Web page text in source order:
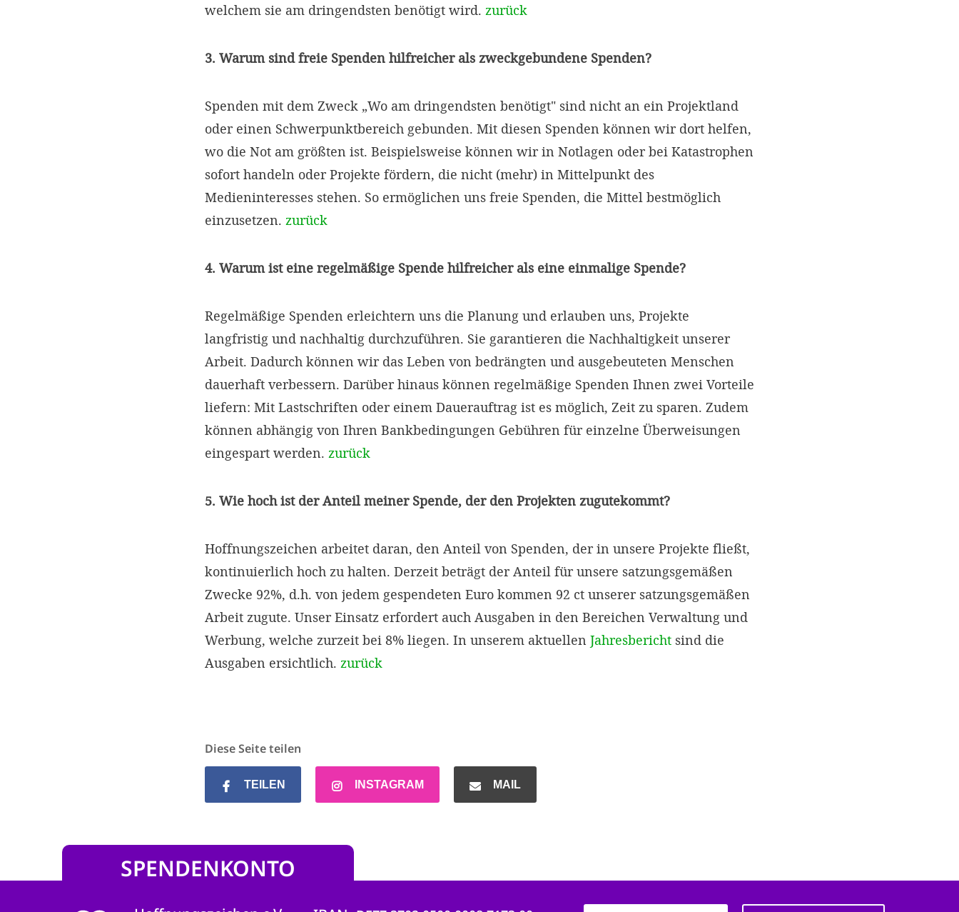
welchem sie am dringendsten benötigt wird. zurück
3. Warum sind freie Spenden hilfreicher als zweckgebundene Spenden?
Spenden mit dem Zweck „Wo am dringendsten benötigt" sind nicht an ein Projektland
oder einen Schwerpunktbereich gebunden. Mit diesen Spenden können wir dort helfen,
wo die Not am größten ist. Beispielsweise können wir in Notlagen oder bei Katastrophen
sofort handeln oder Projekte fördern, die nicht (mehr) in Mittelpunkt des
Medieninteresses stehen. So ermöglichen uns freie Spenden, die Mittel bestmöglich
einzusetzen. zurück
4. Warum ist eine regelmäßige Spende hilfreicher als eine einmalige Spende?
Regelmäßige Spenden erleichtern uns die Planung und erlauben uns, Projekte
langfristig und nachhaltig durchzuführen. Sie garantieren die Nachhaltigkeit unserer
Arbeit. Dadurch können wir das Leben von bedrängten und ausgebeuteten Menschen
dauerhaft verbessern. Darüber hinaus können regelmäßige Spenden Ihnen zwei Vorteile
liefern: Mit Lastschriften oder einem Dauerauftrag ist es möglich, Zeit zu sparen. Zudem
können abhängig von Ihren Bankbedingungen Gebühren für einzelne Überweisungen
eingespart werden. zurück
5. Wie hoch ist der Anteil meiner Spende, der den Projekten zugutekommt?
Hoffnungszeichen arbeitet daran, den Anteil von Spenden, der in unsere Projekte fließt,
kontinuierlich hoch zu halten. Derzeit beträgt der Anteil für unsere satzungsgemäßen
Zwecke 92%, d.h. von jedem gespendeten Euro kommen 92 ct unserer satzungsgemäßen
Arbeit zugute. Unser Einsatz erfordert auch Ausgaben in den Bereichen Verwaltung und
Werbung, welche zurzeit bei 8% liegen. In unserem aktuellen Jahresbericht sind die
Ausgaben ersichtlich. zurück
Diese Seite teilen
TEILEN INSTAGRAM MAIL
SPENDENKONTO